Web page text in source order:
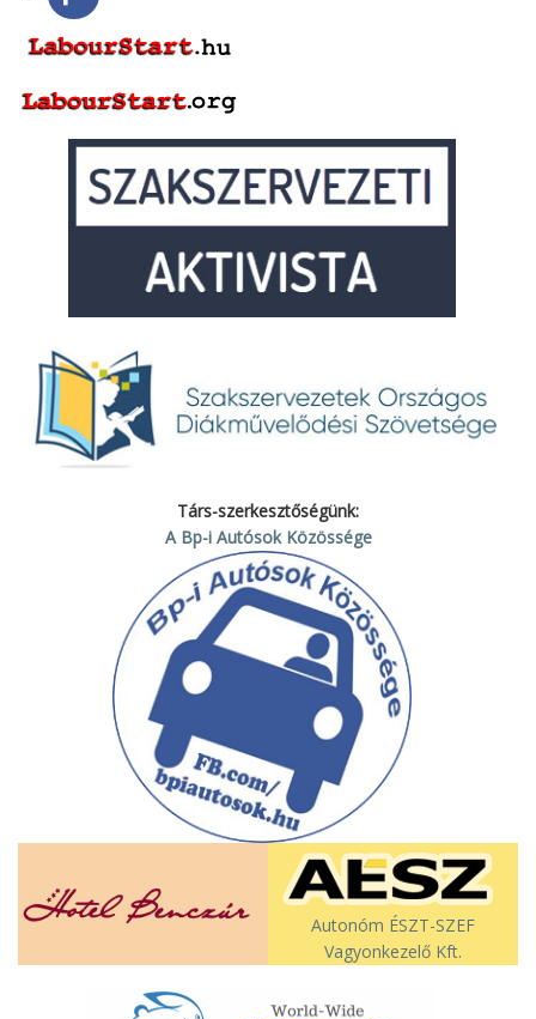
Társ-szerkesztőségünk:
A Bp-i Autósok Közössége
Autonóm ÉSZT-SZEF
Vagyonkezelő Kft.